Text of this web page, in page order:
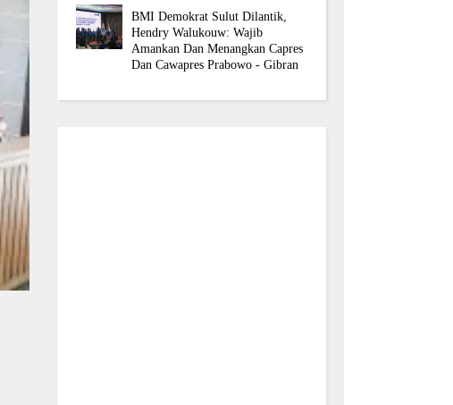
BMI Demokrat Sulut Dilantik,
Hendry Walukouw: Wajib
Amankan Dan Menangkan Capres
Dan Cawapres Prabowo - Gibran